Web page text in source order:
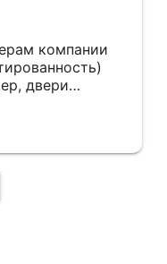
компании
двери
удобный для
ждать весь
качественный
Антону за